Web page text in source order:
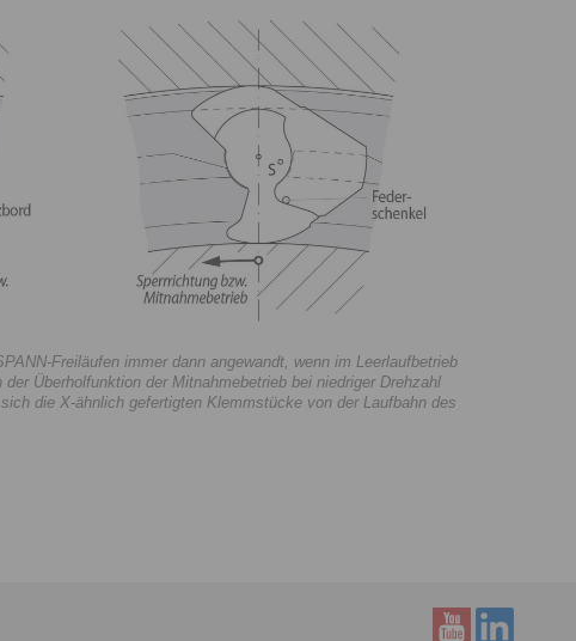
Freiläufen immer dann angewandt, wenn im Leerlaufbetrieb
Überholfunktion der Mitnahmebetrieb bei niedriger Drehzahl
die X-ähnlich gefertigten Klemmstücke von der Laufbahn des